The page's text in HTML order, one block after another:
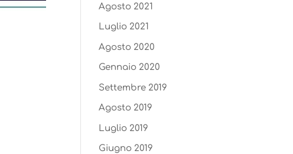
Agosto 2021
Luglio 2021
Agosto 2020
Gennaio 2020
Settembre 2019
Agosto 2019
Luglio 2019
Giugno 2019